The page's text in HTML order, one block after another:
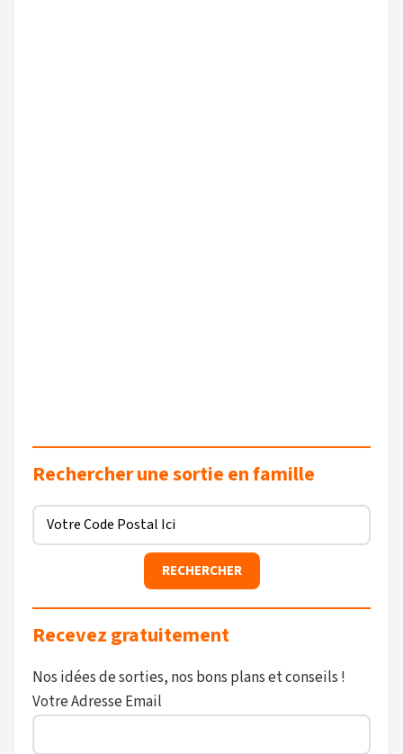
Rechercher une sortie en famille
Recevez gratuitement
Nos idées de sorties, nos bons plans et conseils !
Votre Adresse Email